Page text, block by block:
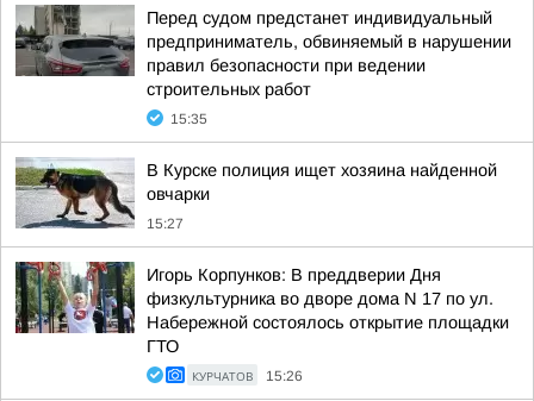
Перед судом предстанет индивидуальный
предприниматель, обвиняемый в нарушении
правил безопасности при ведении
строительных работ
15:35
В Курске полиция ищет хозяина найденной
овчарки
15:27
Игорь Корпунков: В преддверии Дня
физкультурника во дворе дома N 17 по ул.
Набережной состоялось открытие площадки
ГТО
КУРЧАТОВ 15:26